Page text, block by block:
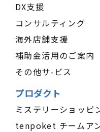
DX支援
コンサルティング
海外店舗支援
補助金活用のご案内
その他サ-ビス
プロダクト
ミステリーショッピ
tenpoket チームア